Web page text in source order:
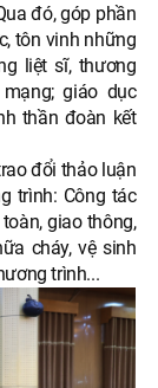
đó, góp phần
tôn vinh những
liệt sĩ, thương
giáo dục
thần đoàn kết
đổi thảo luận
trình: Công tác
giao thông,
cháy, vệ sinh
trình...